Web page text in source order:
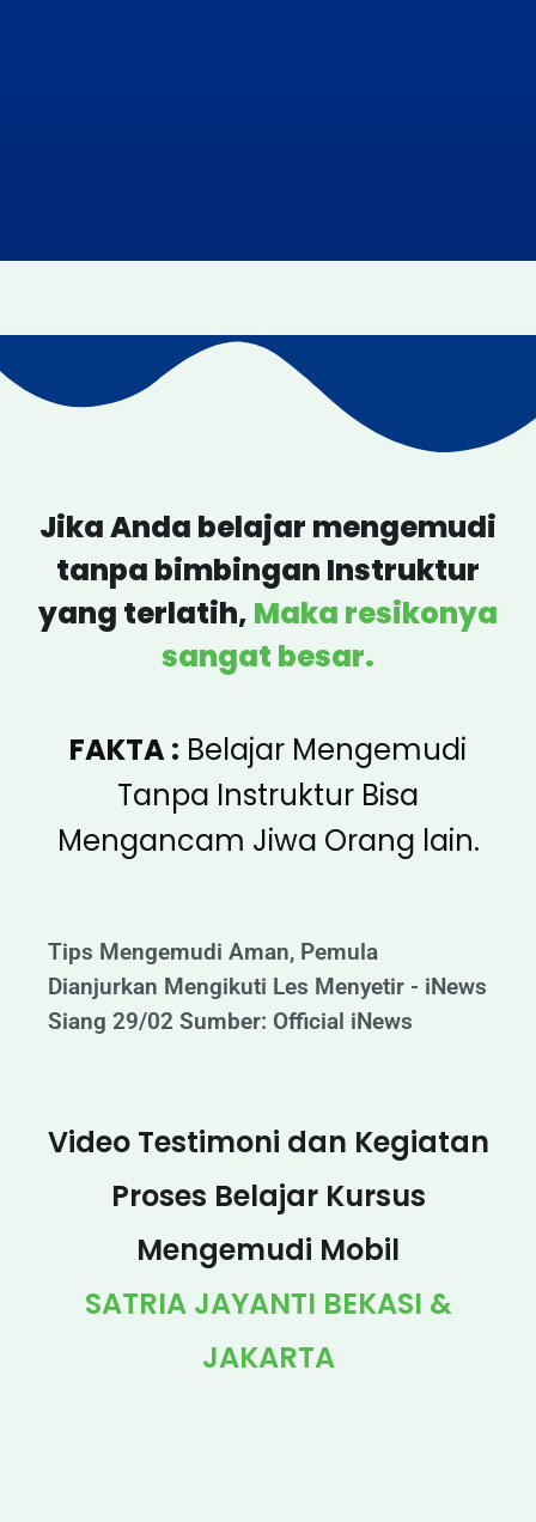
Jika Anda belajar mengemudi
tanpa bimbingan Instruktur
yang terlatih, Maka resikonya
sangat besar.
FAKTA : Belajar Mengemudi
Tanpa Instruktur Bisa
Mengancam Jiwa Orang lain.
Tips Mengemudi Aman, Pemula
Dianjurkan Mengikuti Les Menyetir - iNews
Siang 29/02 Sumber: Official iNews
Video Testimoni dan Kegiatan
Proses Belajar Kursus
Mengemudi Mobil
SATRIA JAYANTI BEKASI &
JAKARTA